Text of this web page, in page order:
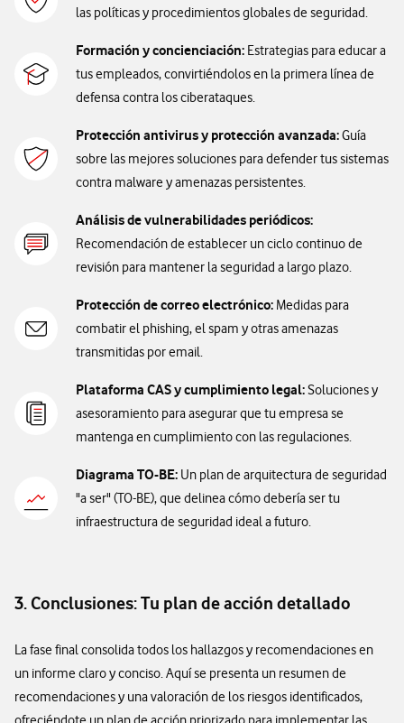
las políticas y procedimientos globales de seguridad.
Formación y concienciación: Estrategias para educar a
tus empleados, convirtiéndolos en la primera línea de
defensa contra los ciberataques.
Protección antivirus y protección avanzada:Guía
sobre las mejores soluciones para defender tus sistemas
contra malware y amenazas persistentes.
Análisis de vulnerabilidades periódicos:
Recomendación de establecer un ciclo continuo de
revisión para mantener la seguridad a largo plazo.
Protección de correo electrónico: Medidas para
combatir el phishing, el spam y otras amenazas
transmitidas por email.
Plataforma CAS y cumplimiento legal:Soluciones y
asesoramiento para asegurar que tu empresa se
mantenga en cumplimiento con las regulaciones.
Diagrama TO-BE: Un plan de arquitectura de seguridad
"a ser" (TO-BE), que delinea cómo debería ser tu
infraestructura de seguridad ideal a futuro.
3. Conclusiones: Tu plan de acción detallado
La fase final consolida todos los hallazgos y recomendaciones en
un informe claro y conciso. Aquí se presenta un resumen de
recomendaciones y una valoración de los riesgos identificados,